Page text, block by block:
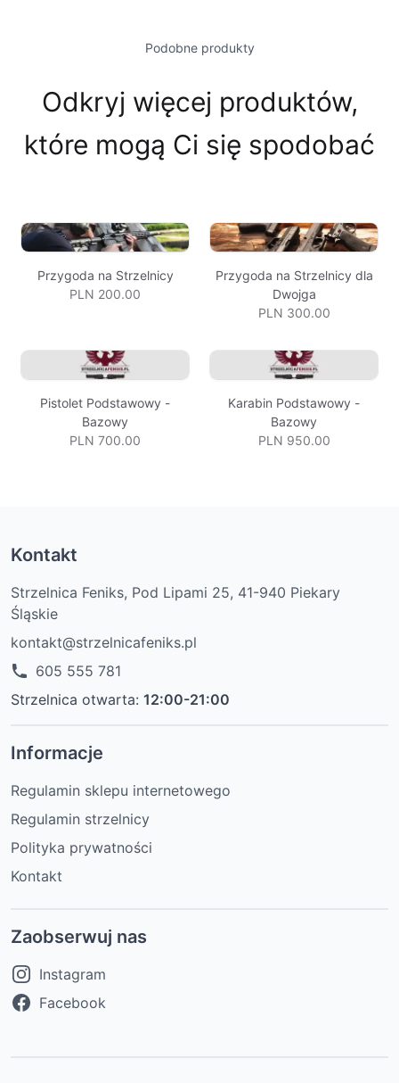
Podobne produkty
Odkryj więcej produktów,
które mogą Ci się spodobać
Przygoda na Strzelnicy
PLN 200.00
Przygoda na Strzelnicy dla
Dwojga
PLN 300.00
Pistolet Podstawowy -
Bazowy
PLN 700.00
Karabin Podstawowy -
Bazowy
PLN 950.00
Kontakt
Strzelnica Feniks, Pod Lipami 25, 41-940 Piekary
Śląskie
kontakt@strzelnicafeniks.pl
605 555 781
Strzelnica otwarta: 12:00-21:00
Informacje
Regulamin sklepu internetowego
Regulamin strzelnicy
Polityka prywatności
Kontakt
Zaobserwuj nas
Instagram
Facebook